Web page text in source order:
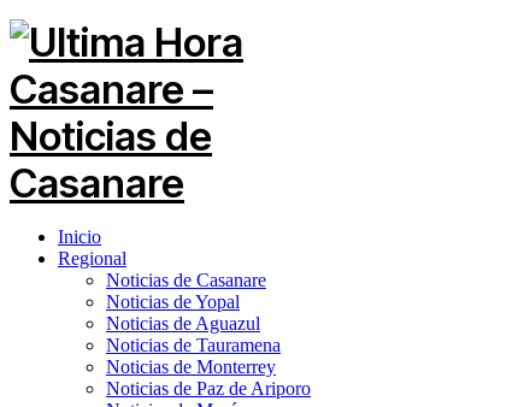
Inicio
Regional
Noticias de Casanare
Noticias de Yopal
Noticias de Aguazul
Noticias de Tauramena
Noticias de Monterrey
Noticias de Paz de Ariporo